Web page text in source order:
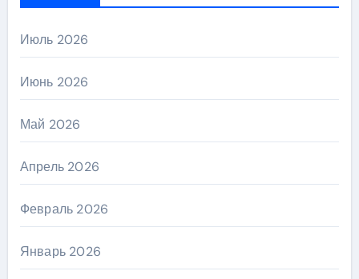
Июль 2026
Июнь 2026
Май 2026
Апрель 2026
Февраль 2026
Январь 2026